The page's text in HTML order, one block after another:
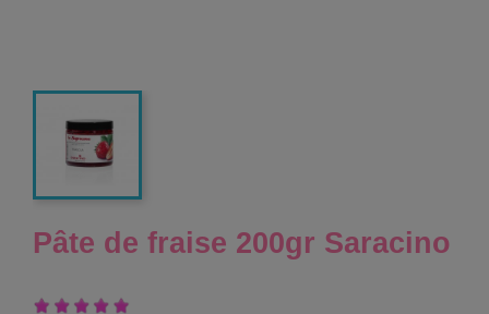
Pâte de fraise 200gr Saracino